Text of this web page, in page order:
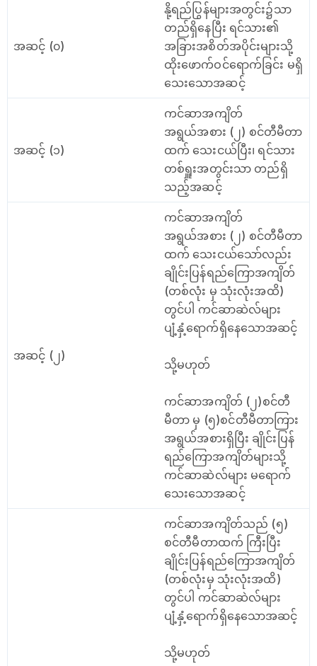
အဆင့် (၀)
နို့ရည်ပြွန်များအတွင်း၌သာ
တည်ရှိနေပြီး ရင်သား၏
အခြားအစိတ်အပိုင်းများသို့
ထိုးဖောက်ဝင်ရောက်ခြင်း မရှိ
သေးသောအဆင့်
အဆင့် (၁)
ကင်ဆာအကျိတ်
အရွယ်အစား (၂) စင်တီမီတာ
ထက် သေးငယ်ပြီး၊ ရင်သား
တစ်ရှူးအတွင်းသာ တည်ရှိ
သည့်အဆင့်
အဆင့် (၂)
ကင်ဆာအကျိတ်
အရွယ်အစား (၂) စင်တီမီတာ
ထက် သေးငယ်သော်လည်း
ချိုင်းပြန်ရည်ကြောအကျိတ်
(တစ်လုံး မှ သုံးလုံးအထိ)
တွင်ပါ ကင်ဆာဆဲလ်များ
ပျံ့နှံ့ရောက်ရှိနေသောအဆင့်
သို့မဟုတ်
ကင်ဆာအကျိတ် (၂)စင်တီ
မီတာ မှ (၅)စင်တီမီတာကြား
အရွယ်အစားရှိပြီး ချိုင်းပြန်
ရည်ကြောအကျိတ်များသို့
ကင်ဆာဆဲလ်များ မရောက်
သေးသောအဆင့်
ကင်ဆာအကျိတ်သည် (၅)
စင်တီမီတာထက် ကြီးပြီး
ချိုင်းပြန်ရည်ကြောအကျိတ်
(တစ်လုံးမှ သုံးလုံးအထိ)
တွင်ပါ ကင်ဆာဆဲလ်များ
ပျံ့နှံ့ရောက်ရှိနေသောအဆင့်
သို့မဟုတ်